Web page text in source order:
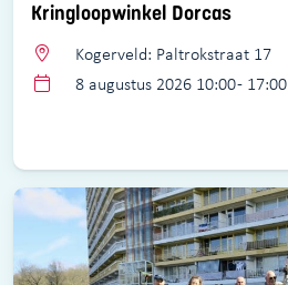
Kringloopwinkel Dorcas
Kogerveld: Paltrokstraat 17
8 augustus 2026 10:00 - 17:00